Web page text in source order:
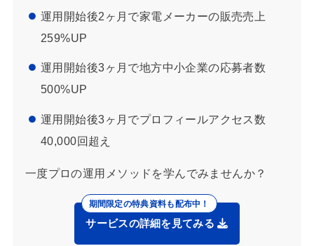
運用開始後2ヶ月で家電メーカーの販売売上
259%UP
運用開始後3ヶ月で地方中小企業の応募者数
500%UP
運用開始後3ヶ月でプロフィールアクセス数
40,000回超え
一度プロの運用メソッドを学んでみませんか？
サービスの詳細を見てみる